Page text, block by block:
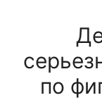
по